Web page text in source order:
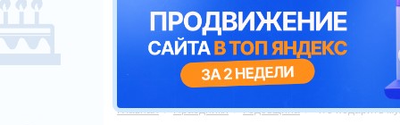
Главная  Праздники  Годовщина  Что подарить